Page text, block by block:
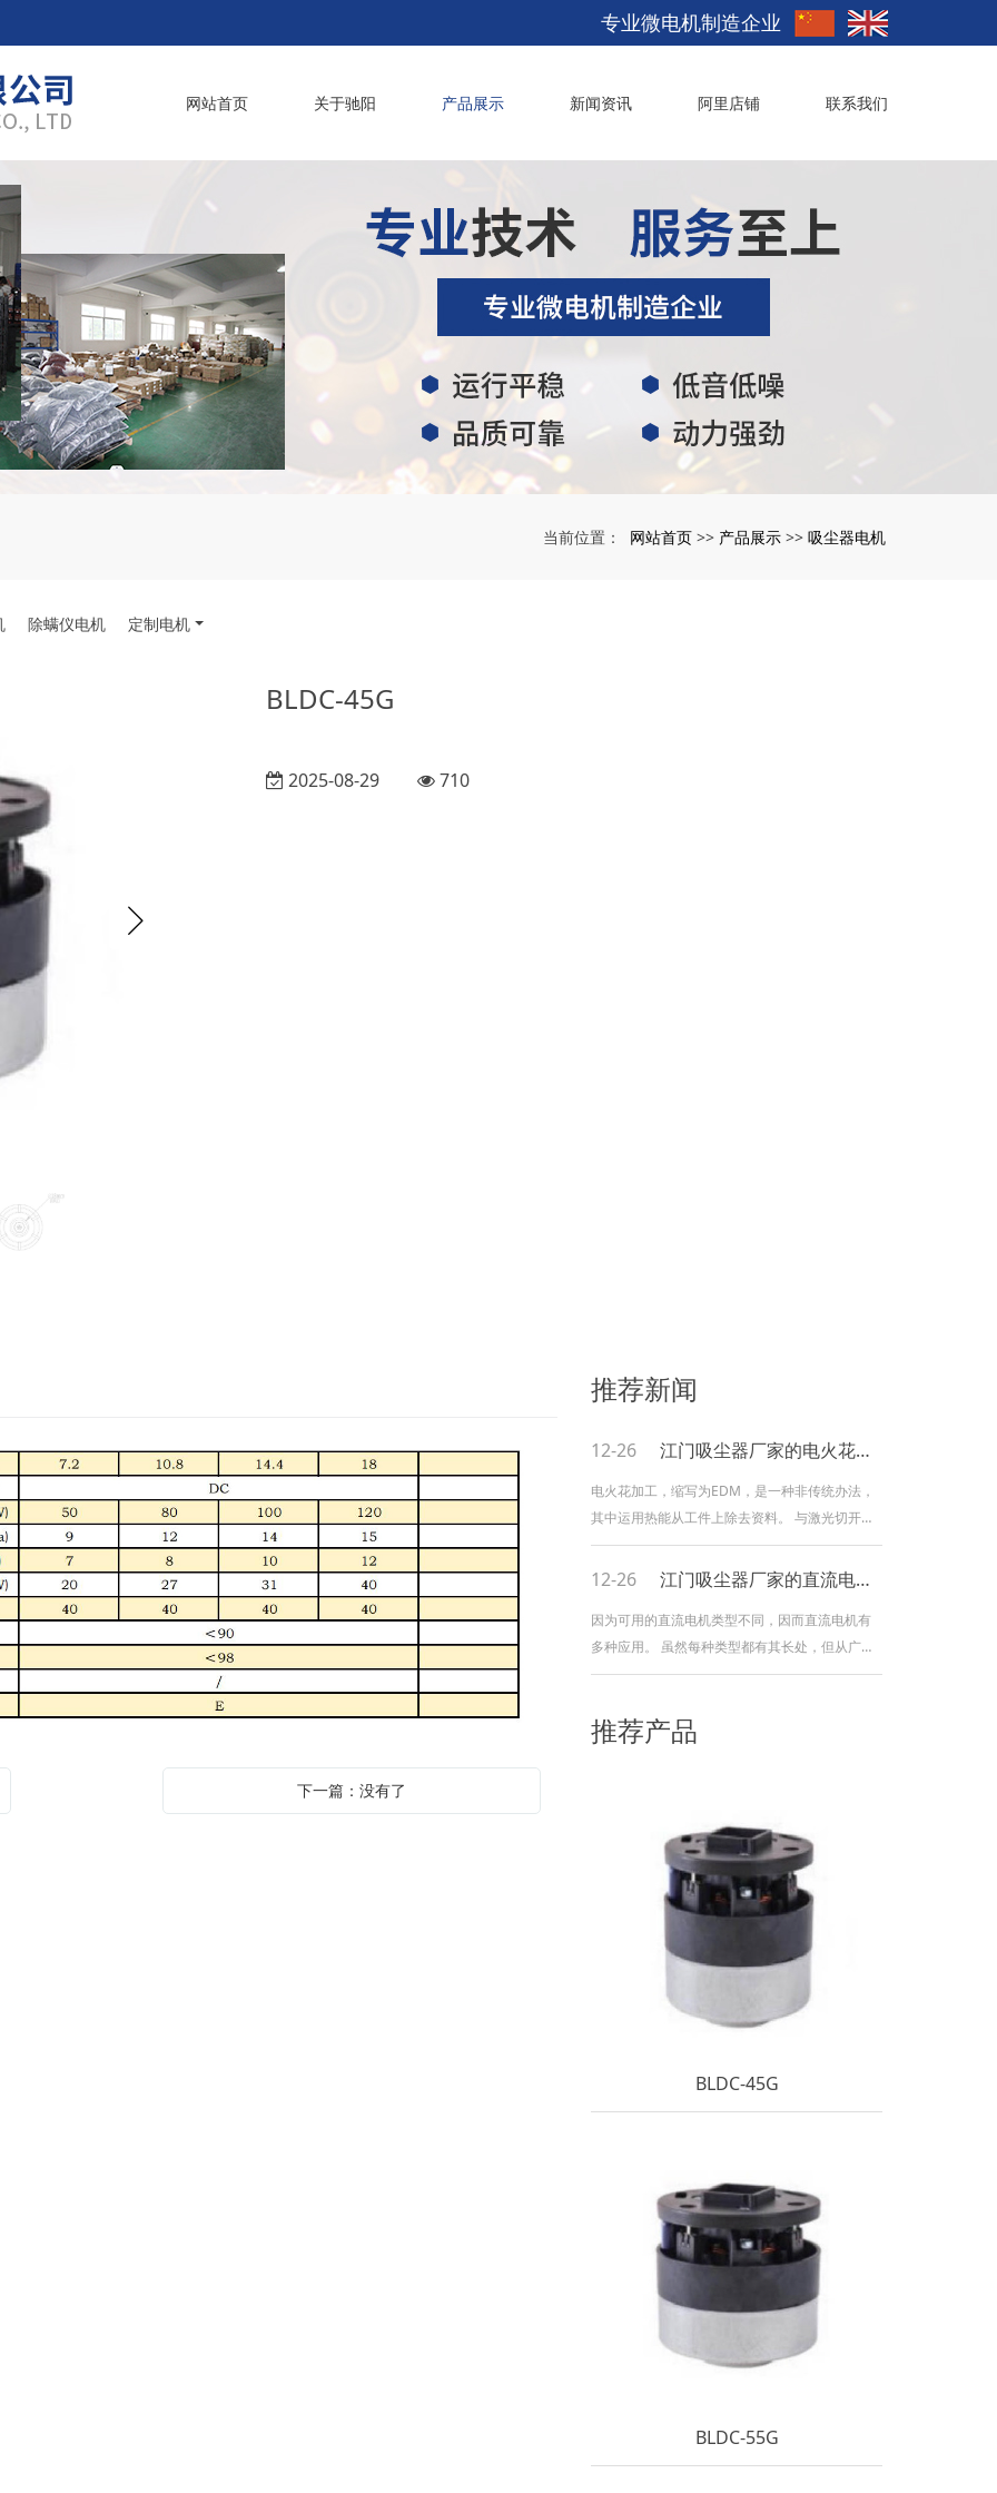
专业微电机制造企业
网站首页 关于驰阳 产品展示 新闻资讯 阿里店铺 联系我们
当前位置： 网站首页 >> 产品展示 >> 吸尘器电机
除螨仪电机 定制电机
BLDC-45G
2025-08-29 710
下一篇：没有了
推荐新闻
12-26 江门吸尘器厂家的电火花加工
电火花加工，缩写为EDM，是一种非传统办法，
其中运用热能从工件上除去资料。 与激光切开等
过程十分相似，EDM在除去过程中不需要机械
力。 这就是为什么将其视为非传统的原因，例如
质资料，或者适用于铣削难以实现的复杂形状，
因此十分受
12-26 江门吸尘器厂家的直流电机的概况
因为可用的直流电机类型不同，因而直流电机有
多种应用。 虽然每种类型都有其长处，但从广义
上讲，直流电机有多种用途。 在家中，小型直流
中，直流电机的应用包含输送机和转盘，而在工
推荐产品
BLDC-45G
BLDC-55G